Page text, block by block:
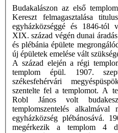
Budakalászon az első
Kereszt felmagasztalása
egyházközséggé és 1846-tól
XIX. század végén dunai
és plébánia épülete
új épületek emelése vált
A század elején a régi
templom épül. 1907.
székesfehérvári
szentelte fel a templomot. A
Robl János volt
templomszentelés
egyházközség plébánosává.
megérkezik a templom 4